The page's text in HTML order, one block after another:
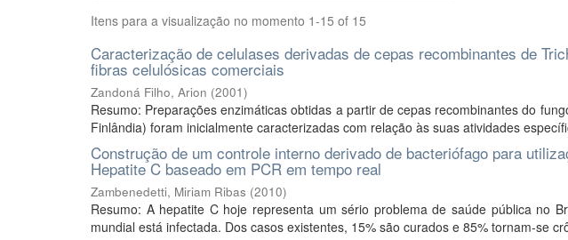
Itens para a visualização no momento 1-15 of 15
Caracterização de celulases derivadas de cepas recombinantes de
fibras celulósicas comerciais
Zandoná Filho, Arion (2001)
Resumo: Preparações enzimáticas obtidas a partir de cepas recombinantes do
Finlândia) foram inicialmente caracterizadas com relação às suas atividades
Construção de um controle interno derivado de bacteriófago para
Hepatite C baseado em PCR em tempo real
Zambenedetti, Miriam Ribas (2010)
Resumo: A hepatite C hoje representa um sério problema de saúde pública no
mundial está infectada. Dos casos existentes, 15% são curados e 85% tornam-se